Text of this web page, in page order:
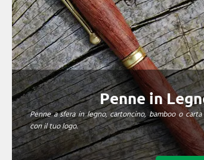
Penne in
Penne a sfera in legno, cartoncino, bamboo o
con il tuo logo.